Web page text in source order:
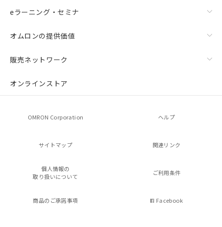
eラーニング・セミナ
オムロンの提供価値
販売ネットワーク
オンラインストア
OMRON Corporation ヘルプ
サイトマップ 関連リンク
個人情報の
取り扱いについて
ご利用条件
商品のご承諾事項 Facebook